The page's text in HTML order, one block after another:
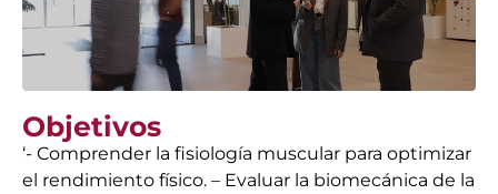
Objetivos
‘- Comprender la fisiología muscular para optimizar
el rendimiento físico. – Evaluar la biomecánica de la